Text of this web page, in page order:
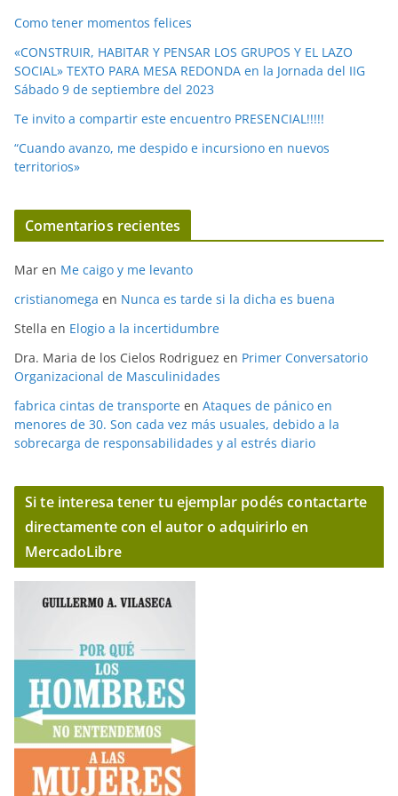
Como tener momentos felices
«CONSTRUIR, HABITAR Y PENSAR LOS GRUPOS Y EL LAZO
SOCIAL» TEXTO PARA MESA REDONDA en la Jornada del IIG
Sábado 9 de septiembre del 2023
Te invito a compartir este encuentro PRESENCIAL!!!!!
“Cuando avanzo, me despido e incursiono en nuevos
territorios»
Comentarios recientes
Mar en Me caigo y me levanto
cristianomega en Nunca es tarde si la dicha es buena
Stella en Elogio a la incertidumbre
Dra. Maria de los Cielos Rodriguez en Primer Conversatorio
Organizacional de Masculinidades
fabrica cintas de transporte en Ataques de pánico en
menores de 30. Son cada vez más usuales, debido a la
sobrecarga de responsabilidades y al estrés diario
Si te interesa tener tu ejemplar podés contactarte
directamente con el autor o adquirirlo en
MercadoLibre